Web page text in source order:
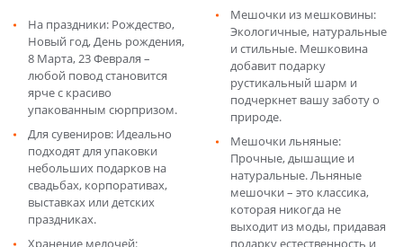
На праздники: Рождество,
Новый год, День рождения,
8 Марта, 23 Февраля –
любой повод становится
ярче с красиво
упакованным сюрпризом.
Для сувениров: Идеально
подходят для упаковки
небольших подарков на
свадьбах, корпоративах,
выставках или детских
праздниках.
Хранение мелочей:
Мешочки из мешковины:
Экологичные, натуральные
и стильные. Мешковина
добавит подарку
рустикальный шарм и
подчеркнет вашу заботу о
природе.
Мешочки льняные:
Прочные, дышащие и
натуральные. Льняные
мешочки – это классика,
которая никогда не
выходит из моды, придавая
подарку естественность и